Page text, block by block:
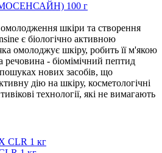
100 г
шкіри та створення
є біологічно активною
омолоджує шкіру, робить її м'якою
- біомімічний пептид
нових засобів, що
дію на шкіру, косметологічні
технології, які не вимагають